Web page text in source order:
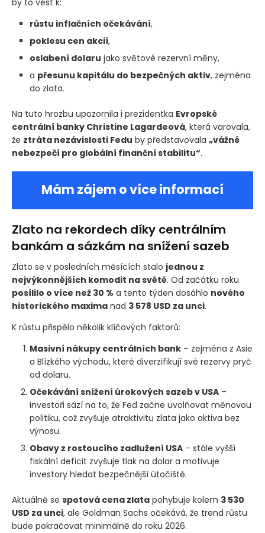
by to vést k:
růstu inflačních očekávání,
poklesu cen akcií,
oslabení dolaru jako světové rezervní měny,
a přesunu kapitálu do bezpečných aktiv, zejména
do zlata.
Na tuto hrozbu upozornila i prezidentka Evropské
centrální banky Christine Lagardeová, která varovala,
že ztráta nezávislosti Fedu by představovala „vážné
nebezpečí pro globální finanční stabilitu“.
Mám zájem o více informací
Zlato na rekordech díky centrálním
bankám a sázkám na snížení sazeb
Zlato se v posledních měsících stalo jednou z
nejvýkonnějších komodit na světě. Od začátku roku
posílilo o více než 30 % a tento týden dosáhlo nového
historického maxima nad 3 578 USD za unci.
K růstu přispělo několik klíčových faktorů:
Masivní nákupy centrálních bank – zejména z Asie
a Blízkého východu, které diverzifikují své rezervy pryč
od dolaru.
Očekávání snížení úrokových sazeb v USA –
investoři sází na to, že Fed začne uvolňovat měnovou
politiku, což zvyšuje atraktivitu zlata jako aktiva bez
výnosu.
Obavy z rostoucího zadlužení USA – stále vyšší
fiskální deficit zvyšuje tlak na dolar a motivuje
investory hledat bezpečnější útočiště.
Aktuálně se spotová cena zlata pohybuje kolem 3 530
USD za unci, ale Goldman Sachs očekává, že trend růstu
bude pokračovat minimálně do roku 2026.